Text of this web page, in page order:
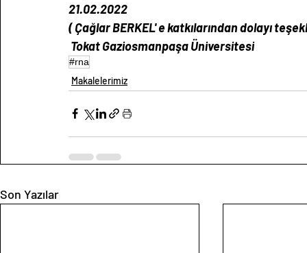
21.02.2022
( Çağlar BERKEL' e katkılarından dolayı
Tokat Gaziosmanpaşa Üniversitesi
#rna
Makalelerimiz
Son Yazılar